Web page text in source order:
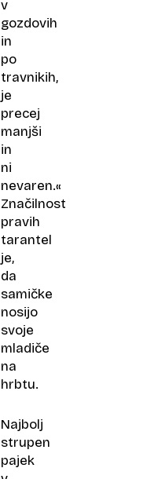
v
gozdovih
in
po
travnikih,
je
precej
manjši
in
ni
nevaren.«
Značilnost
pravih
tarantel
je,
da
samičke
nosijo
svoje
mladiče
na
hrbtu.
Najbolj
strupen
pajek